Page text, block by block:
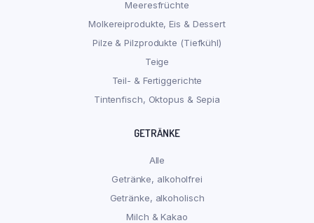
Meeresfrüchte
Molkereiprodukte, Eis & Dessert
Pilze & Pilzprodukte (Tiefkühl)
Teige
Teil- & Fertiggerichte
Tintenfisch, Oktopus & Sepia
GETRÄNKE
Alle
Getränke, alkoholfrei
Getränke, alkoholisch
Milch & Kakao